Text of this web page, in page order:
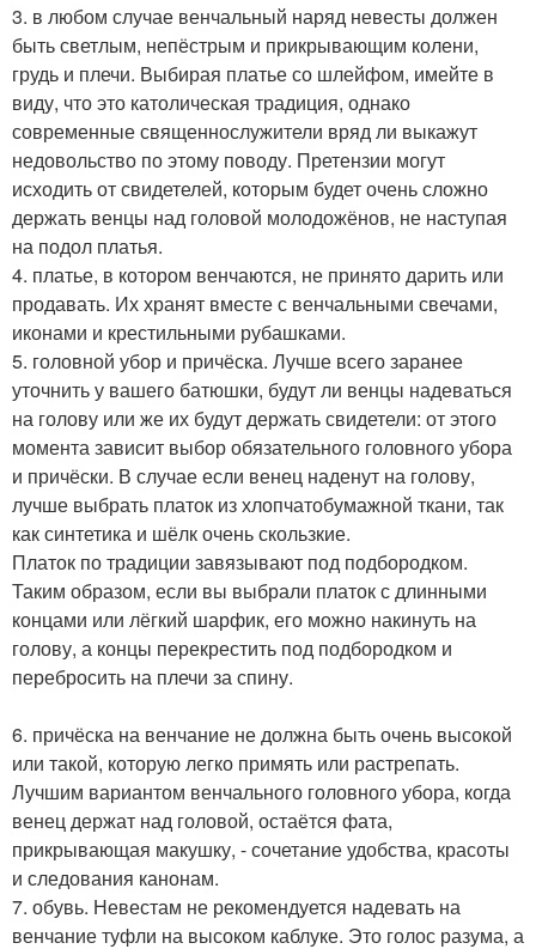
3. в любом случае венчальный наряд невесты должен
быть светлым, непёстрым и прикрывающим колени,
грудь и плечи. Выбирая платье со шлейфом, имейте в
виду, что это католическая традиция, однако
современные священнослужители вряд ли выкажут
недовольство по этому поводу. Претензии могут
исходить от свидетелей, которым будет очень сложно
держать венцы над головой молодожёнов, не наступая
на подол платья.
4. платье, в котором венчаются, не принято дарить или
продавать. Их хранят вместе с венчальными свечами,
иконами и крестильными рубашками.
5. головной убор и причёска. Лучше всего заранее
уточнить у вашего батюшки, будут ли венцы надеваться
на голову или же их будут держать свидетели: от этого
момента зависит выбор обязательного головного убора
и причёски. В случае если венец наденут на голову,
лучше выбрать платок из хлопчатобумажной ткани, так
как синтетика и шёлк очень скользкие.
Платок по традиции завязывают под подбородком.
Таким образом, если вы выбрали платок с длинными
концами или лёгкий шарфик, его можно накинуть на
голову, а концы перекрестить под подбородком и
перебросить на плечи за спину.
6. причёска на венчание не должна быть очень высокой
или такой, которую легко примять или растрепать.
Лучшим вариантом венчального головного убора, когда
венец держат над головой, остаётся фата,
прикрывающая макушку, - сочетание удобства, красоты
и следования канонам.
7. обувь. Невестам не рекомендуется надевать на
венчание туфли на высоком каблуке. Это голос разума, а